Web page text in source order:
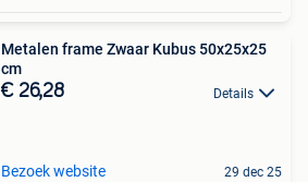
Metalen frame Zwaar Kubus 50x25x25
cm
€ 26,28 Details
Bezoek website 29 dec 25